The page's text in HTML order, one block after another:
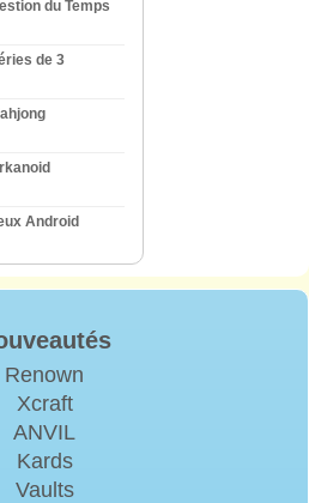
du Temps
de 3
Android
Renown
Xcraft
ANVIL
Kards
Vaults